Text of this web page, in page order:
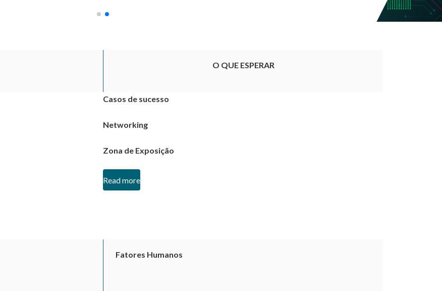
O QUE ESPERAR
Casos de sucesso
Networking
Zona de Exposição
Read more
Fatores Humanos